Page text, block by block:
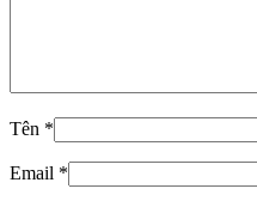
Tên *
Email *